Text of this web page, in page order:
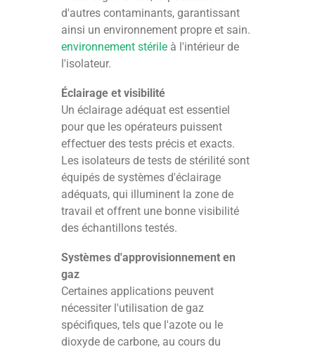
d'autres contaminants, garantissant
ainsi un environnement propre et sain.
environnement stérile à l'intérieur de
l'isolateur.
Éclairage et visibilité
Un éclairage adéquat est essentiel
pour que les opérateurs puissent
effectuer des tests précis et exacts.
Les isolateurs de tests de stérilité sont
équipés de systèmes d'éclairage
adéquats, qui illuminent la zone de
travail et offrent une bonne visibilité
des échantillons testés.
Systèmes d'approvisionnement en
gaz
Certaines applications peuvent
nécessiter l'utilisation de gaz
spécifiques, tels que l'azote ou le
dioxyde de carbone, au cours du